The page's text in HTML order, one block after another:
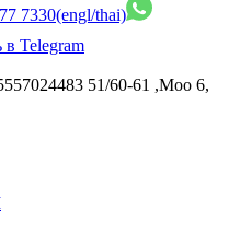
7330(engl/thai)
в Telegram
51/60-61 ,Moo 6,